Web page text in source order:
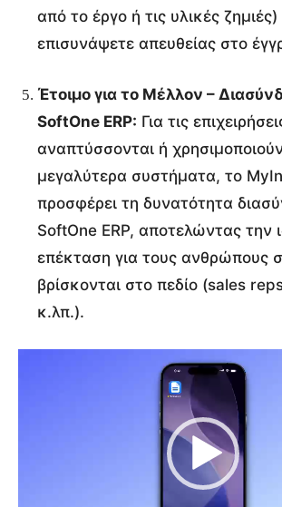
από το έργο ή τις υλικές ζημιές)
επισυνάψετε απευθείας στο
Έτοιμο για το Μέλλον –
SoftOne ERP: Για τις
αναπτύσσονται ή
μεγαλύτερα συστήματα, το
προσφέρει τη δυνατότητα
SoftOne ERP, αποτελώντας την
επέκταση για τους ανθρώπους
βρίσκονται στο πεδίο (sales
κ.λπ.).